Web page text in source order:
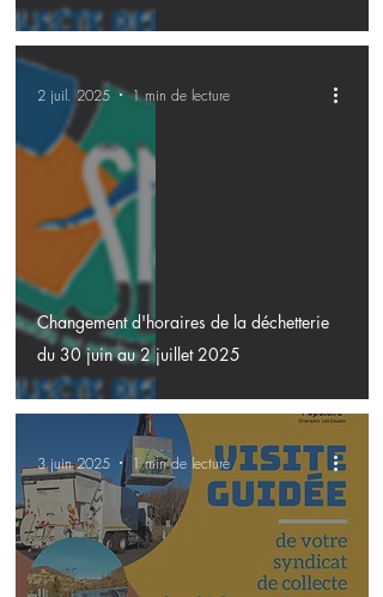
Changement d'horaires de la déchetterie
du 30 juin au 2 juillet 2025
2 juil. 2025 1 min de lecture
3 juin 2025 1 min de lecture